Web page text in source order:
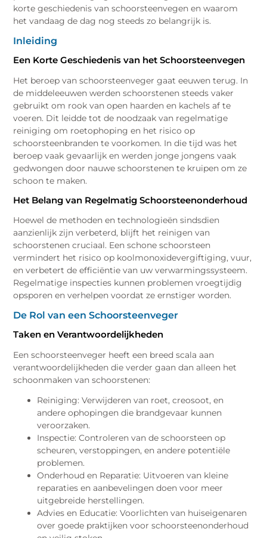
korte geschiedenis van schoorsteenvegen en waarom
het vandaag de dag nog steeds zo belangrijk is.
Inleiding
Een Korte Geschiedenis van het Schoorsteenvegen
Het beroep van schoorsteenveger gaat eeuwen terug. In
de middeleeuwen werden schoorstenen steeds vaker
gebruikt om rook van open haarden en kachels af te
voeren. Dit leidde tot de noodzaak van regelmatige
reiniging om roetophoping en het risico op
schoorsteenbranden te voorkomen. In die tijd was het
beroep vaak gevaarlijk en werden jonge jongens vaak
gedwongen door nauwe schoorstenen te kruipen om ze
schoon te maken.
Het Belang van Regelmatig Schoorsteenonderhoud
Hoewel de methoden en technologieën sindsdien
aanzienlijk zijn verbeterd, blijft het reinigen van
schoorstenen cruciaal. Een schone schoorsteen
vermindert het risico op koolmonoxidevergiftiging, vuur,
en verbetert de efficiëntie van uw verwarmingssysteem.
Regelmatige inspecties kunnen problemen vroegtijdig
opsporen en verhelpen voordat ze ernstiger worden.
De Rol van een Schoorsteenveger
Taken en Verantwoordelijkheden
Een schoorsteenveger heeft een breed scala aan
verantwoordelijkheden die verder gaan dan alleen het
schoonmaken van schoorstenen:
Reiniging: Verwijderen van roet, creosoot, en
andere ophopingen die brandgevaar kunnen
veroorzaken.
Inspectie: Controleren van de schoorsteen op
scheuren, verstoppingen, en andere potentiële
problemen.
Onderhoud en Reparatie: Uitvoeren van kleine
reparaties en aanbevelingen doen voor meer
uitgebreide herstellingen.
Advies en Educatie: Voorlichten van huiseigenaren
over goede praktijken voor schoorsteenonderhoud